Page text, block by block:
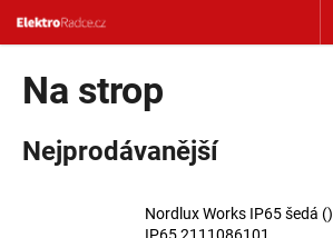
Na strop
Nejprodávanější
Nordlux Works IP65 šedá
Košík
o